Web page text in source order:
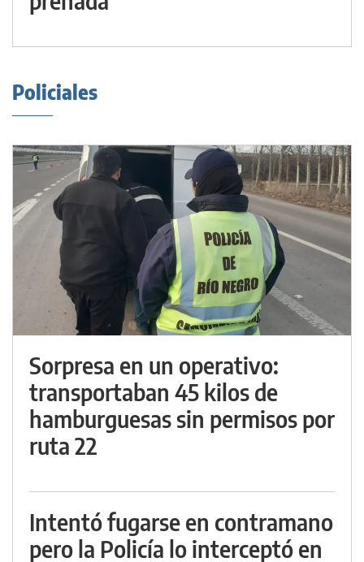
Policiales
Sorpresa en un operativo:
transportaban 45 kilos de
hamburguesas sin permisos por
ruta 22
Intentó fugarse en contramano
pero la Policía lo interceptó en